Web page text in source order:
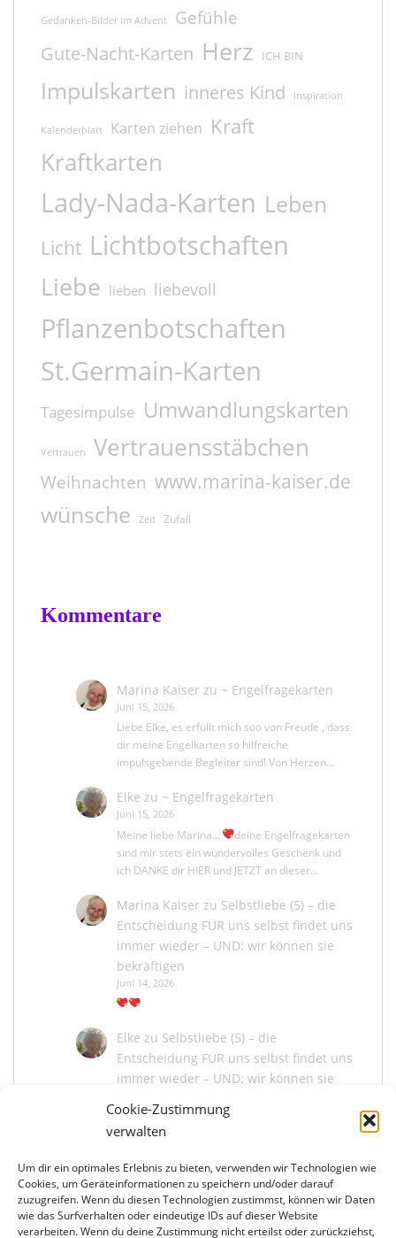
Cookie-Zustimmung
verwalten
Um dir ein optimales Erlebnis zu bieten, verwenden wir Technologien wie
Cookies, um Geräteinformationen zu speichern und/oder darauf
zuzugreifen. Wenn du diesen Technologien zustimmst, können wir Daten
wie das Surfverhalten oder eindeutige IDs auf dieser Website
verarbeiten. Wenn du deine Zustimmung nicht erteilst oder zurückziehst,
Gedanken-Bilder im Advent Gefühle
Gute-Nacht-Karten Herz ICH BIN
Impulskarten inneres Kind Inspiration
Kalenderblatt Karten ziehen Kraft
Kraftkarten
Lady-Nada-Karten Leben
Licht Lichtbotschaften
Liebe lieben liebevoll
Pflanzenbotschaften
St.Germain-Karten
Tagesimpulse Umwandlungskarten
Vertrauen Vertrauensstäbchen
Weihnachten www.marina-kaiser.de
wünsche Zeit Zufall
Kommentare
Marina Kaiserzu ~ Engelfragekarten
Juni 15, 2026
Liebe Elke, es erfüllt mich soo von Freude , dass
dir meine Engelkarten so hilfreiche
impulsgebende Begleiter sind! Von Herzen…
Elke zu ~ Engelfragekarten
Juni 15, 2026
Meine liebe Marina...
deine Engelfragekarten
sind mir stets ein wundervolles Geschenk und
ich DANKE dir HIER und JETZT an dieser…
Marina Kaiserzu Selbstliebe (5) – die
Entscheidung FÜR uns selbst findet uns
immer wieder – UND: wir können sie
bekräftigen
Juni 14, 2026
Elke zu Selbstliebe (5) – die
Entscheidung FÜR uns selbst findet uns
immer wieder – UND: wir können sie
Juni 13, 2026
Marina KaiserzuSelbstliebe (5) – die
Entscheidung FÜR uns selbst findet uns
immer wieder – UND: wir können sie
bekräftigen